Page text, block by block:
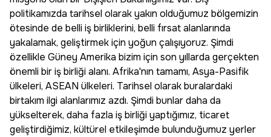
politikamızda tarihsel olarak yakın olduğumuz bölgemizin
ötesinde de belli iş birliklerini, belli fırsat alanlarında
yakalamak, geliştirmek için yoğun çalışıyoruz. Şimdi
özellikle Güney Amerika bizim için son yıllarda gerçekten
önemli bir iş birliği alanı. Afrika'nın tamamı, Asya-Pasifik
ülkeleri, ASEAN ülkeleri. Tarihsel olarak buralardaki
birtakım ilgi alanlarımız azdı. Şimdi bunlar daha da
yükselterek, daha fazla iş birliği yaptığımız, ticaret
geliştirdiğimiz, kültürel etkileşimde bulunduğumuz yerler